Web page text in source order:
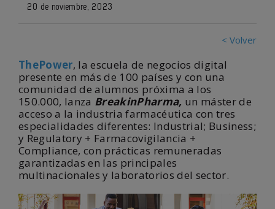
20 de noviembre, 2023
< Volver
ThePower, la escuela de negocios digital
presente en más de 100 países y con una
comunidad de alumnos próxima a los
150.000, lanza BreakinPharma, un máster de
acceso a la industria farmacéutica con tres
especialidades diferentes: Industrial; Business;
y Regulatory + Farmacovigilancia +
Compliance, con prácticas remuneradas
garantizadas en las principales
multinacionales y laboratorios del sector.